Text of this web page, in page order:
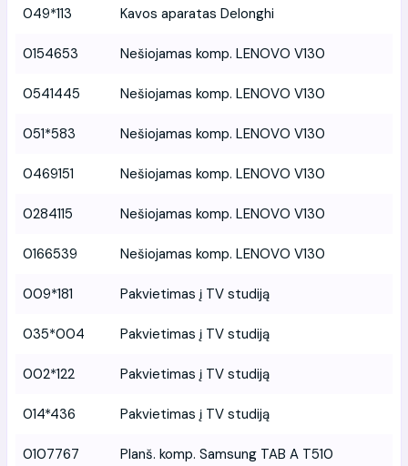
049*113 Kavos aparatas Delonghi
0154653 Nešiojamas komp. LENOVO V130
0541445 Nešiojamas komp. LENOVO V130
051*583 Nešiojamas komp. LENOVO V130
0469151 Nešiojamas komp. LENOVO V130
0284115 Nešiojamas komp. LENOVO V130
0166539 Nešiojamas komp. LENOVO V130
009*181 Pakvietimas į TV studiją
035*004 Pakvietimas į TV studiją
002*122 Pakvietimas į TV studiją
014*436 Pakvietimas į TV studiją
0107767 Planš. komp. Samsung TAB A T510